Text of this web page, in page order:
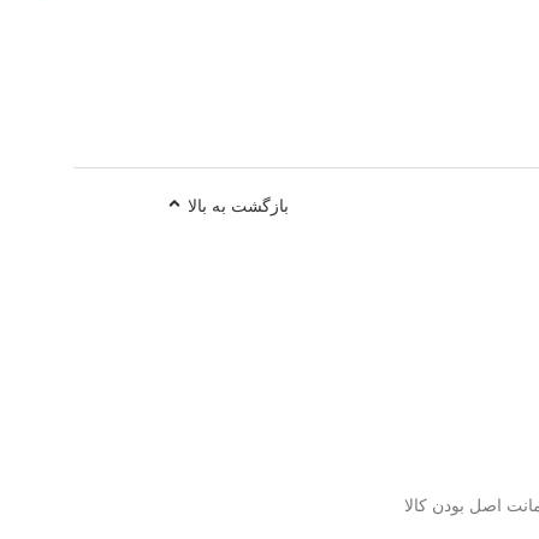
بازگشت به بالا
اصل بودن کالا